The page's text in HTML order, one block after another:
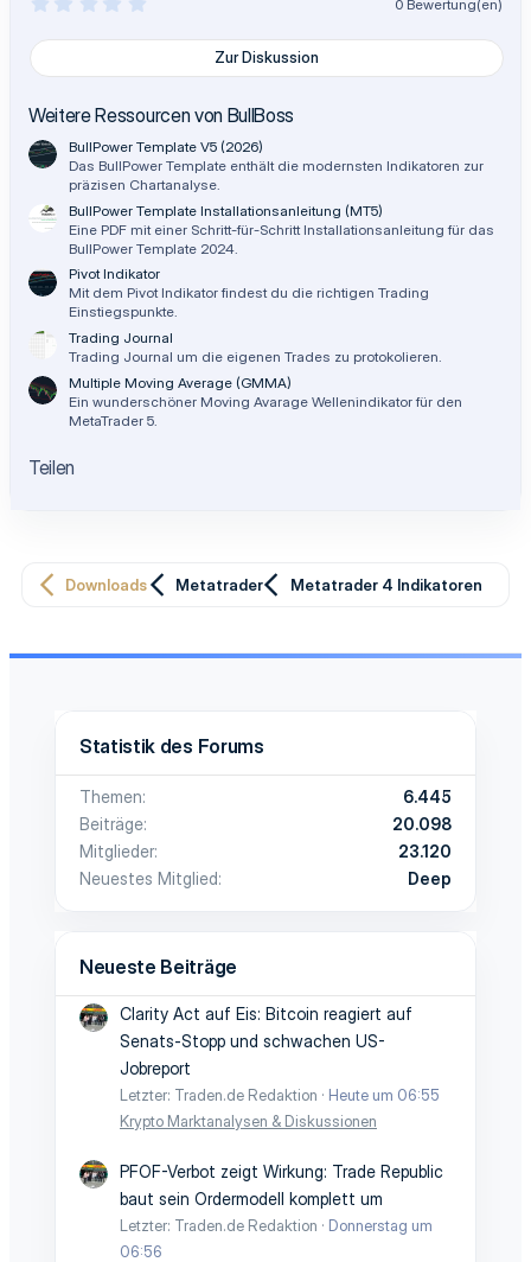
r
(
e
)
0 Bewertung(en)
Zur Diskussion
Weitere Ressourcen von BullBoss
BullPower Template V5 (2026)
Das BullPower Template enthält die modernsten Indikatoren zur
präzisen Chartanalyse.
BullPower Template Installationsanleitung (MT5)
Eine PDF mit einer Schritt-für-Schritt Installationsanleitung für das
BullPower Template 2024.
Pivot Indikator
Mit dem Pivot Indikator findest du die richtigen Trading
Einstiegspunkte.
Trading Journal
Trading Journal um die eigenen Trades zu protokolieren.
Multiple Moving Average (GMMA)
Ein wunderschöner Moving Avarage Wellenindikator für den
MetaTrader 5.
Teilen
Downloads Metatrader Metatrader 4 Indikatoren
Statistik des Forums
Themen
6.445
Beiträge
20.098
Mitglieder
23.120
Neuestes Mitglied
Deep
Neueste Beiträge
Clarity Act auf Eis: Bitcoin reagiert auf
Senats-Stopp und schwachen US-
Jobreport
Letzter: Traden.de Redaktion
Heute um 06:55
Krypto Marktanalysen & Diskussionen
PFOF-Verbot zeigt Wirkung: Trade Republic
baut sein Ordermodell komplett um
Letzter: Traden.de Redaktion
Donnerstag um
06:56